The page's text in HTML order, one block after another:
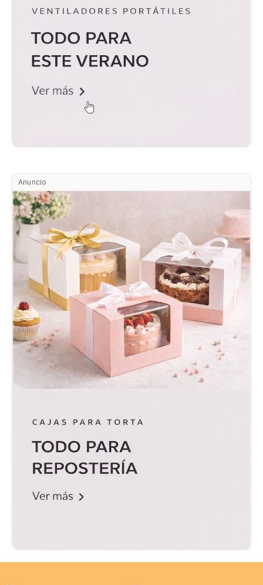
Anuncio